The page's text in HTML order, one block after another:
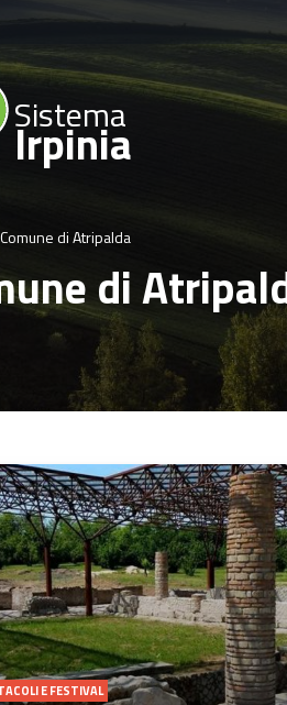
Sistema
Irpinia
Comune di Atripalda
di
E FESTIVAL